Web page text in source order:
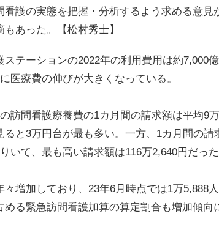
護の実態を把握・分析するよう求める意見
あった。【松村秀士】
テーションの2022年の利用費用は約7,000
医療費の伸びが大きくなっている。
訪問看護療養費の1カ月間の請求額は平均9
と3万円台が最も多い。一方、1カ月間の請
いて、最も高い請求額は116万2,640円だった
増加しており、23年6月時点では1万5,888
る緊急訪問看護加算の算定割合も増加傾向